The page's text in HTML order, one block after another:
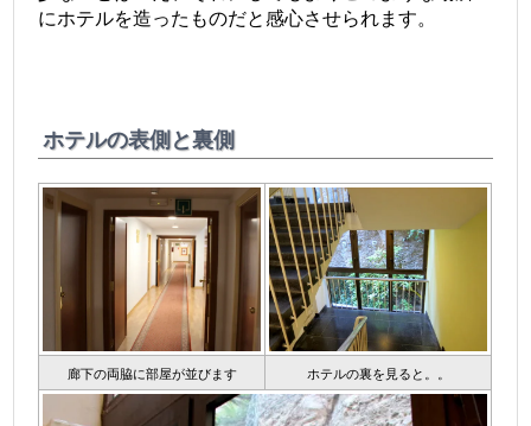
にホテルを造ったものだと感心させられます。
ホテルの表側と裏側
廊下の両脇に部屋が並びます ホテルの裏を見ると。。